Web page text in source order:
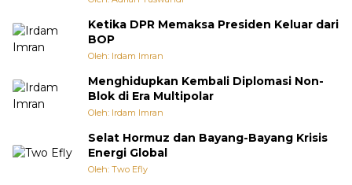
Ketika DPR Memaksa Presiden Keluar dari
BOP
Oleh: Irdam Imran
Menghidupkan Kembali Diplomasi Non-
Blok di Era Multipolar
Oleh: Irdam Imran
Selat Hormuz dan Bayang-Bayang Krisis
Energi Global
Oleh: Two Efly